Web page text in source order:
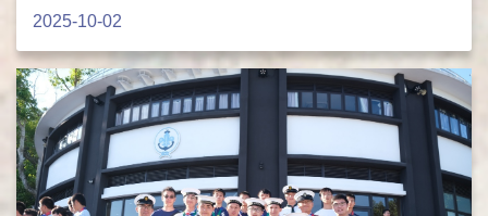
2025-10-02